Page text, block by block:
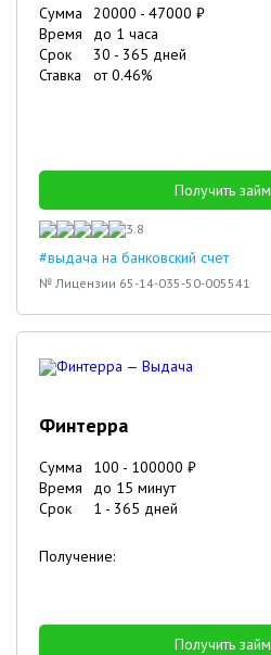
Сумма 20000 - 47000 ₽
Время
до 1 часа
Срок
30 - 365 дней
Ставка
от0.46%
Получить займ
3.8
#выдача на банковский счет
№ Лицензии 65-14-035-50-005541
Финтерра
Сумма 100 - 100000 ₽
Время
до 15 минут
Срок
1 - 365 дней
Получение:
Получить займ